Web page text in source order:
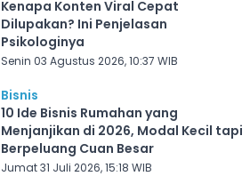
Kenapa Konten Viral Cepat
Dilupakan? Ini Penjelasan
Psikologinya
Senin 03 Agustus 2026, 10:37 WIB
Bisnis
10 Ide Bisnis Rumahan yang
Menjanjikan di 2026, Modal Kecil tapi
Berpeluang Cuan Besar
Jumat 31 Juli 2026, 15:18 WIB